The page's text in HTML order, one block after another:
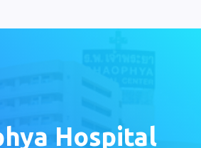
Hospital